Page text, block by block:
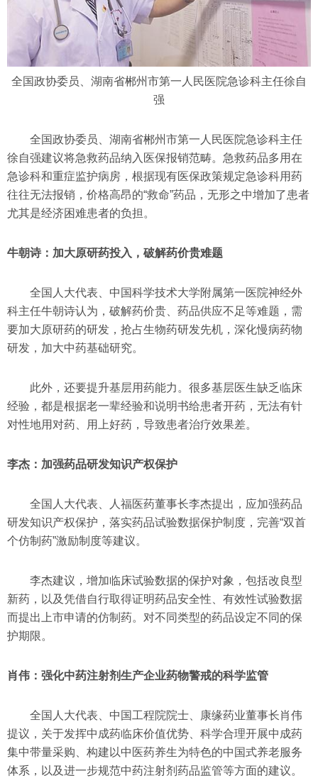
全国政协委员、湖南省郴州市第一人民医院急诊科主任徐自
强
全国政协委员、湖南省郴州市第一人民医院急诊科主任
徐自强建议将急救药品纳入医保报销范畴。急救药品多用在
急诊科和重症监护病房，根据现有医保政策规定急诊科用药
往往无法报销，价格高昂的“救命”药品，无形之中增加了患者
尤其是经济困难患者的负担。
牛朝诗：加大原研药投入，破解药价贵难题
全国人大代表、中国科学技术大学附属第一医院神经外
科主任牛朝诗认为，破解药价贵、药品供应不足等难题，需
要加大原研药的研发，抢占生物药研发先机，深化慢病药物
研发，加大中药基础研究。
此外，还要提升基层用药能力。很多基层医生缺乏临床
经验，都是根据老一辈经验和说明书给患者开药，无法有针
对性地用对药、用上好药，导致患者治疗效果差。
李杰：加强药品研发知识产权保护
全国人大代表、人福医药董事长李杰提出，应加强药品
研发知识产权保护，落实药品试验数据保护制度，完善“双首
个仿制药”激励制度等建议。
李杰建议，增加临床试验数据的保护对象，包括改良型
新药，以及凭借自行取得证明药品安全性、有效性试验数据
而提出上市申请的仿制药。对不同类型的药品设定不同的保
护期限。
肖伟：强化中药注射剂生产企业药物警戒的科学监管
全国人大代表、中国工程院院士、康缘药业董事长肖伟
提议，关于发挥中成药临床价值优势、科学合理开展中成药
集中带量采购、构建以中医药养生为特色的中国式养老服务
体系，以及进一步规范中药注射剂药品监管等方面的建议。